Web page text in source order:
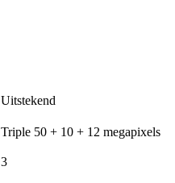
Uitstekend
Triple 50 + 10 + 12 megapixels
3